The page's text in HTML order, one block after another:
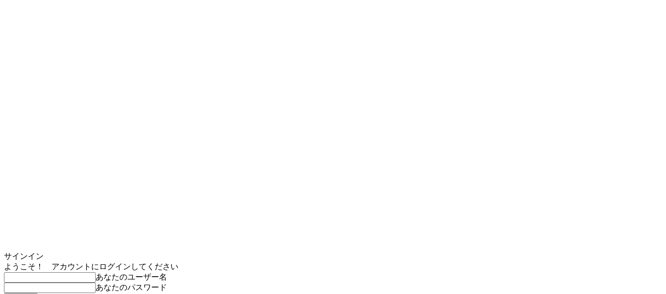
サインイン
ようこそ！ アカウントにログインしてください
あなたのユーザー名
あなたのパスワード